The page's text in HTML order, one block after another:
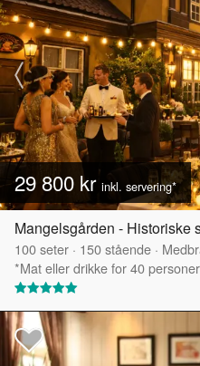
29 800 kr inkl. servering*
Mangelsgården - Historiske
100seter · 150stående ·
*Mat eller drikke for 40